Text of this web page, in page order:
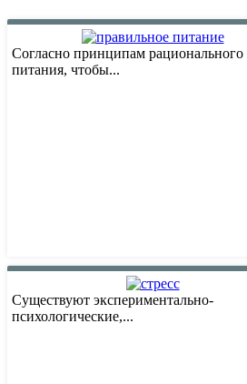
Согласно принципам рационального
питания, чтобы...
Существуют экспериментально-
психологические,...